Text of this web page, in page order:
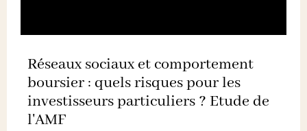
Réseaux sociaux et comportement
boursier : quels risques pour les
investisseurs particuliers ? Etude de
l'AMF